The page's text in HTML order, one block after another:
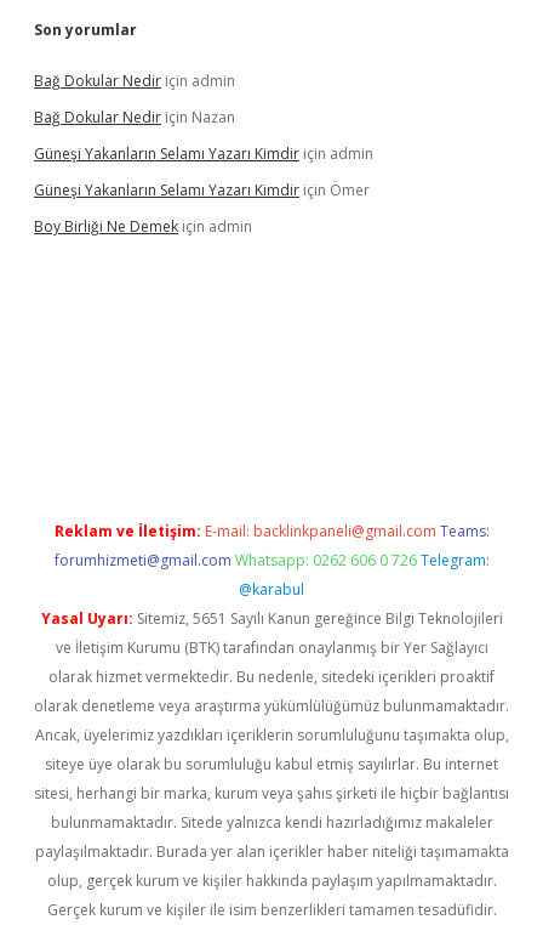
Son yorumlar
Bağ Dokular Nedir için admin
Bağ Dokular Nedir için Nazan
Güneşi Yakanların Selamı Yazarı Kimdir için admin
Güneşi Yakanların Selamı Yazarı Kimdir için Ömer
Boy Birliği Ne Demek için admin
Reklam ve İletişim: E-mail: backlinkpaneli@gmail.com Teams:
forumhizmeti@gmail.com Whatsapp: 0262 606 0 726 Telegram:
@karabul
Yasal Uyarı: Sitemiz, 5651 Sayılı Kanun gereğince Bilgi Teknolojileri
ve İletişim Kurumu (BTK) tarafından onaylanmış bir Yer Sağlayıcı
olarak hizmet vermektedir. Bu nedenle, sitedeki içerikleri proaktif
olarak denetleme veya araştırma yükümlülüğümüz bulunmamaktadır.
Ancak, üyelerimiz yazdıkları içeriklerin sorumluluğunu taşımakta olup,
siteye üye olarak bu sorumluluğu kabul etmiş sayılırlar. Bu internet
sitesi, herhangi bir marka, kurum veya şahıs şirketi ile hiçbir bağlantısı
bulunmamaktadır. Sitede yalnızca kendi hazırladığımız makaleler
paylaşılmaktadır. Burada yer alan içerikler haber niteliği taşımamakta
olup, gerçek kurum ve kişiler hakkında paylaşım yapılmamaktadır.
Gerçek kurum ve kişiler ile isim benzerlikleri tamamen tesadüfidir.